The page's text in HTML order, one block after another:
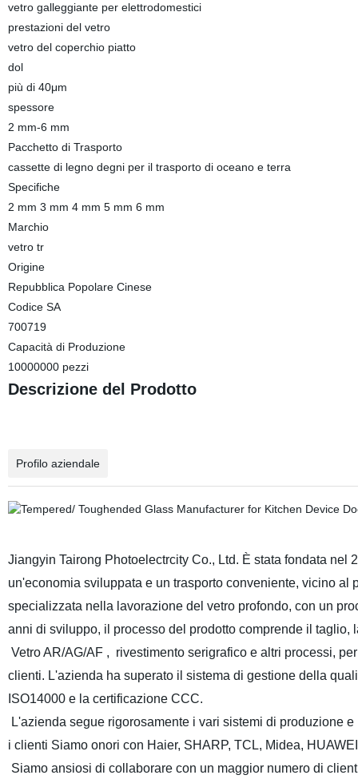
vetro galleggiante per elettrodomestici
prestazioni del vetro
vetro del coperchio piatto
dol
più di 40μm
spessore
2 mm-6 mm
Pacchetto di Trasporto
cassette di legno degni per il trasporto di oceano e terra
Specifiche
2 mm 3 mm 4 mm 5 mm 6 mm
Marchio
vetro tr
Origine
Repubblica Popolare Cinese
Codice SA
700719
Capacità di Produzione
10000000 pezzi
Descrizione del Prodotto
Profilo aziendale
Jiangyin Tairong PhotoelectrcityCo., Ltd. È stata fondata nel
un'economia sviluppata e un trasporto conveniente, vicino
specializzata nella lavorazione del vetro profondo, con un
anni di sviluppo, il processo del prodotto comprende il taglio,
Vetro AR/AG/AF , rivestimento serigrafico e altri processi,
clienti. L'azienda ha superato il sistema di gestione della
ISO14000 e la certificazione CCC.
L'azienda segue rigorosamente i vari sistemi di produzione
i clienti Siamo onori con Haier, SHARP, TCL, Midea, HUAWEI
Siamo ansiosi di collaborare con un maggior numero di